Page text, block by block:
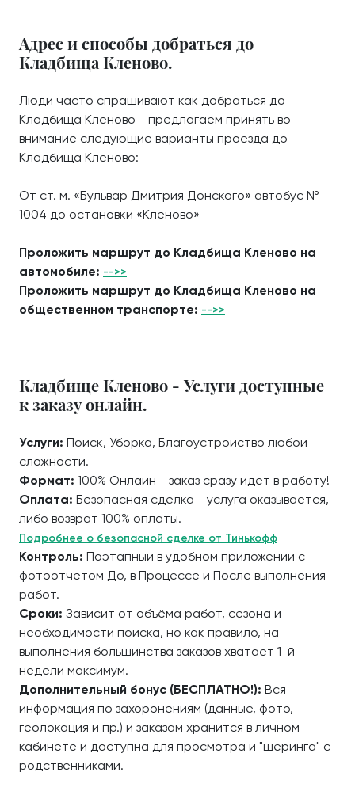
Адрес и способы добраться до
Кладбища Кленово.
Люди часто спрашивают как добраться до
Кладбища Кленово - предлагаем принять во
внимание следующие варианты проезда до
Кладбища Кленово:
От ст. м. «Бульвар Дмитрия Донского» автобус №
1004 до остановки «Кленово»
Проложить маршрут до Кладбища Кленово на
автомобиле: -->>
Проложить маршрут до Кладбища Кленово на
общественном транспорте: -->>
Кладбище Кленово - Услуги доступные
к заказу онлайн.
Услуги: Поиск, Уборка, Благоустройство любой
сложности.
Формат: 100% Онлайн - заказ сразу идёт в работу!
Оплата: Безопасная сделка - услуга оказывается,
либо возврат 100% оплаты.
Подробнее о безопасной сделке от Тинькофф
Контроль: Поэтапный в удобном приложении с
фотоотчётом До, в Процессе и После выполнения
работ.
Сроки: Зависит от объёма работ, сезона и
необходимости поиска, но как правило, на
выполнения большинства заказов хватает 1-й
недели максимум.
Дополнительный бонус (БЕСПЛАТНО!): Вся
информация по захоронениям (данные, фото,
геолокация и пр.) и заказам хранится в личном
кабинете и доступна для просмотра и "шеринга" с
родственниками.